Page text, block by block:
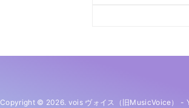
Copyright © 2026. vois ヴォイス（旧MusicVoice） -